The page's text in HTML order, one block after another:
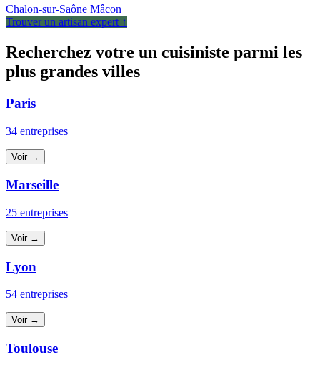
Chalon-sur-Saône Mâcon
Trouver un artisan expert ↑
Recherchez votre un cuisiniste parmi les
plus grandes villes
Paris
34 entreprises
Voir →
Marseille
25 entreprises
Voir →
Lyon
54 entreprises
Voir →
Toulouse